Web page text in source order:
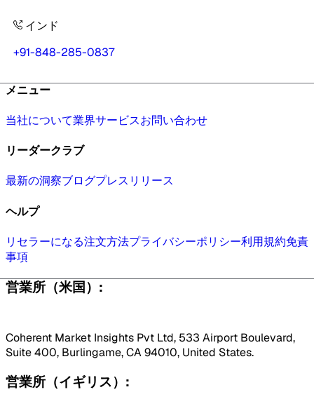
インド
+91-848-285-0837
メニュー
当社について業界サービスお問い合わせ
リーダークラブ
最新の洞察ブログプレスリリース
ヘルプ
リセラーになる注文方法プライバシーポリシー利用規約免責
事項
営業所（米国）:
Coherent Market Insights Pvt Ltd, 533 Airport Boulevard,
Suite 400, Burlingame, CA 94010, United States.
営業所（イギリス）: